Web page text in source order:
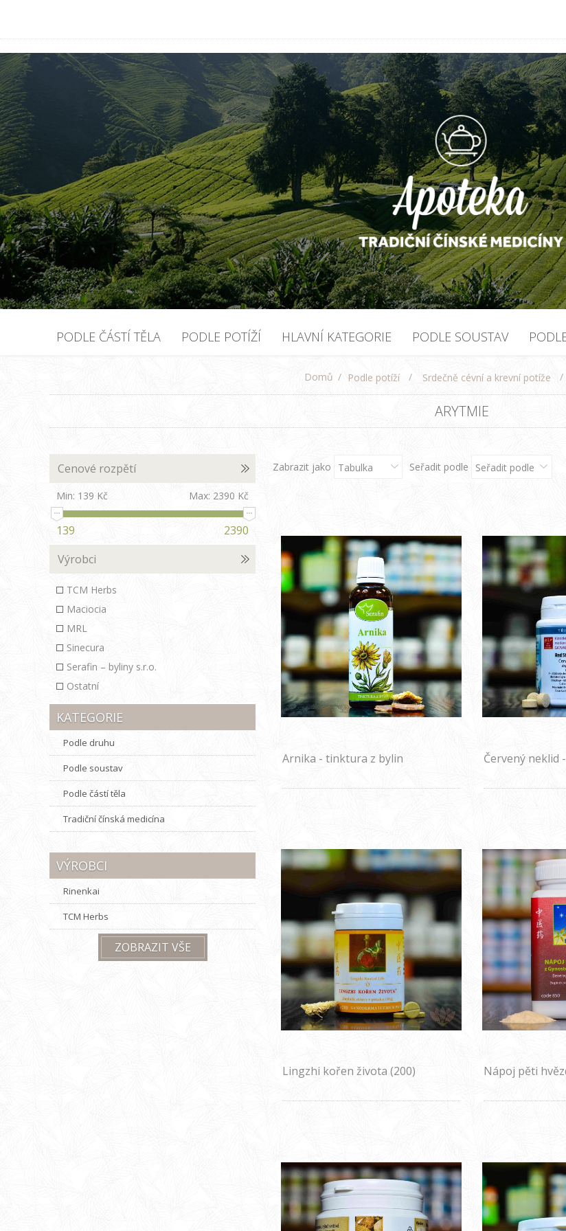
PODLE ČÁSTÍ TĚLA PODLE POTÍŽÍ HLAVNÍ KATEGORIE PODLE SOUSTAV
Domů / Podle potíží / Srdečně cévní a krevní potíže /
ARYTMIE
Zabrazit jako Tabulka Seřadit podle Seřadit podle
Arnika - tinktura z bylin Červený neklid
Lingzhi kořen života (200)
Nápoj pěti
Cenové rozpětí
Min: 139 Kč Max: 2390 Kč
139
2390
Výrobci
TCM Herbs
Maciocia
MRL
Sinecura
Serafin – byliny s.r.o.
Ostatní
KATEGORIE
Podle druhu
Podle soustav
Podle částí těla
Tradiční čínská medicína
VÝROBCI
Rinenkai
TCM Herbs
ZOBRAZIT VŠE